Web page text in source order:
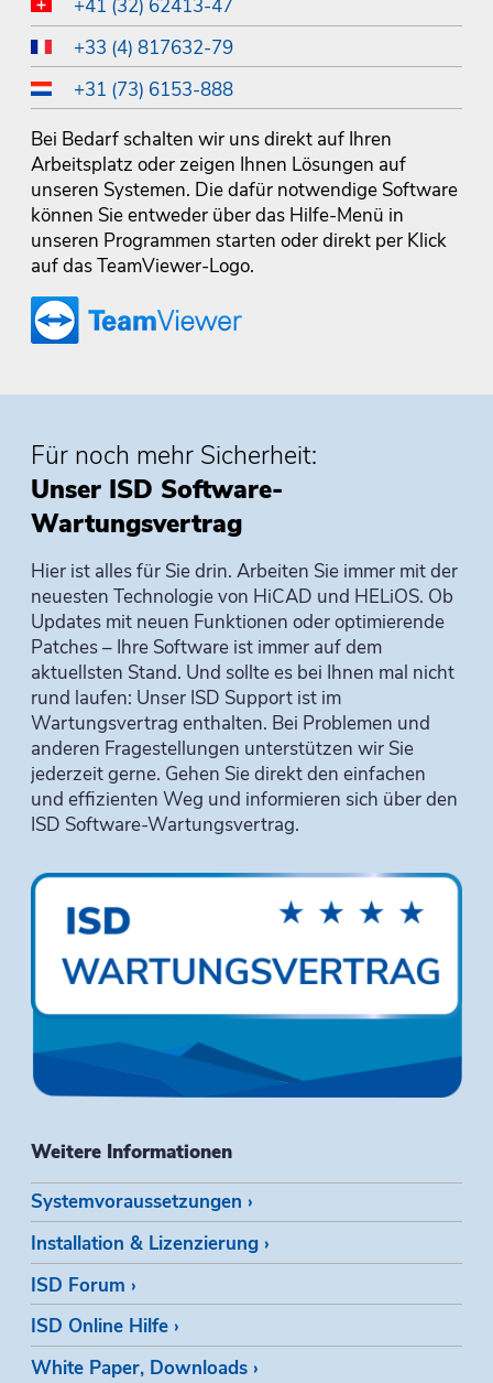
+41 (32) 62413-47
+33 (4) 817632-79
+31 (73) 6153-888
Bei Bedarf schalten wir uns direkt auf Ihren
Arbeitsplatz oder zeigen Ihnen Lösungen auf
unseren Systemen. Die dafür notwendige Software
können Sie entweder über das Hilfe-Menü in
unseren Programmen starten oder direkt per Klick
auf das TeamViewer-Logo.
Für noch mehr Sicherheit:
Unser ISD Software-
Wartungsvertrag
Hier ist alles für Sie drin. Arbeiten Sie immer mit der
neuesten Technologie von HiCAD und HELiOS. Ob
Updates mit neuen Funktionen oder optimierende
Patches – Ihre Software ist immer auf dem
aktuellsten Stand. Und sollte es bei Ihnen mal nicht
rund laufen: Unser ISD Support ist im
Wartungsvertrag enthalten. Bei Problemen und
anderen Fragestellungen unterstützen wir Sie
jederzeit gerne. Gehen Sie direkt den einfachen
und effizienten Weg und informieren sich über den
ISD Software-Wartungsvertrag.
Weitere Informationen
Systemvoraussetzungen
Installation & Lizenzierung
ISD Forum
ISD Online Hilfe
White Paper, Downloads